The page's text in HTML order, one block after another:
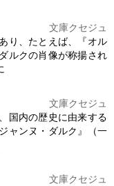
文庫クセジュ
り、たとえば、『オル
ルクの肖像が称揚され
文庫クセジュ
国内の歴史に由来する
ジャンヌ・ダルク』（一
文庫クセジュ